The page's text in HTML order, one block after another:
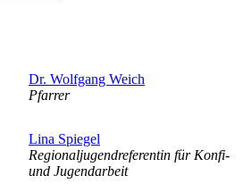
Dr. Wolfgang Weich
Pfarrer
Lina Spiegel
Regionaljugendreferentin für Konfi-
und Jugendarbeit